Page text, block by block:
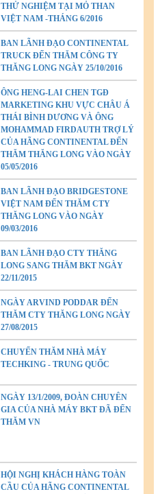
THỬ NGHIỆM TẠI MỎ THAN
VIỆT NAM -THÁNG 6/2016
BAN LÃNH ĐẠO CONTINENTAL
TRUCK ĐẾN THĂM CÔNG TY
THĂNG LONG NGÀY 25/10/2016
ÔNG HENG-LAI CHEN TGĐ
MARKETING KHU VỰC CHÂU Á
THÁI BÌNH DƯƠNG VÀ ÔNG
MOHAMMAD FIRDAUTH TRỢ LÝ
CỦA HÃNG CONTINENTAL ĐẾN
THĂM THĂNG LONG VÀO NGÀY
05/05/2016
BAN LÃNH ĐẠO BRIDGESTONE
VIỆT NAM ĐẾN THĂM CTY
THĂNG LONG VÀO NGÀY
09/03/2016
BAN LÃNH ĐẠO CTY THĂNG
LONG SANG THĂM BKT NGÀY
22/11/2015
NGÀY ARVIND PODDAR ĐẾN
THĂM CTY THĂNG LONG NGÀY
27/08/2015
CHUYẾN THĂM NHÀ MÁY
TECHKING - TRUNG QUỐC
NGÀY 13/1/2009, ĐOÀN CHUYÊN
GIA CỦA NHÀ MÁY BKT ĐÃ ĐẾN
THĂM VN
HỘI NGHỊ KHÁCH HÀNG TOÀN
CẦU CỦA HÃNG CONTINENTAL